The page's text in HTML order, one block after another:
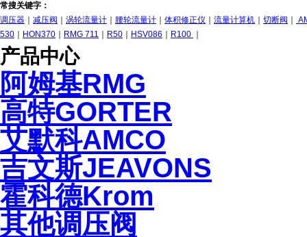
常搜关键字：
调压器
减压阀 涡轮流量计 腰轮流量计 体积修正仪 流量计算机 切断阀
530
HON370 RMG 711 R50 HSV086 R100
产品中心
阿姆基RMG
高特GORTER
艾默科AMCO
吉文斯JEAVONS
霍科德Krom
其他调压阀